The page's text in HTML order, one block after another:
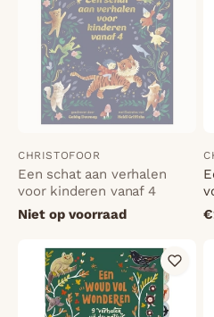
CHRISTOFOOR
Een schat aan verhalen
voor kinderen vanaf 4
Niet op voorraad